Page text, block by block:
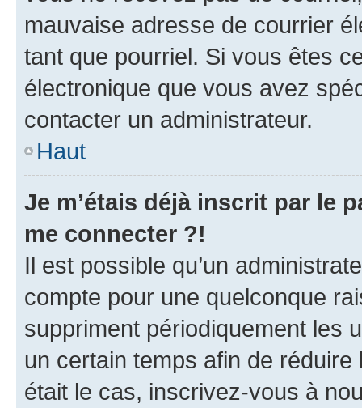
mauvaise adresse de courrier
tant que pourriel. Si vous êtes
électronique que vous avez
contacter un administrateur.
Haut
Je m’étais déjà inscrit par le
me connecter ?!
Il est possible qu’un
compte pour une quelconque
suppriment périodiquement les
un certain temps afin de
était le cas, inscrivez-vous à